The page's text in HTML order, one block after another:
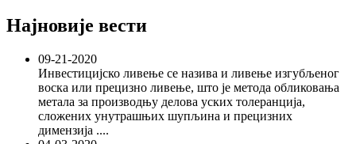
Најновије вести
09-21-2020
Инвестицијско ливење се назива и ливење изгубљеног
воска или прецизно ливење, што је метода обликовања
метала за производњу делова уских толеранција,
сложених унутрашњих шупљина и прецизних
димензија ....